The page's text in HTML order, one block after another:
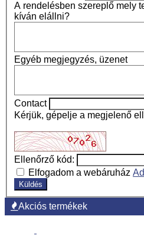
A rendelésben szereplő mely
kíván elállni?
Egyéb megjegyzés, üzenet
Contact
Kérjük, gépelje a megjelenő
Ellenőrző kód:
Elfogadom a webáruház
Akciós termékek